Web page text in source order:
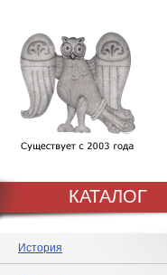
КАТАЛОГ
История